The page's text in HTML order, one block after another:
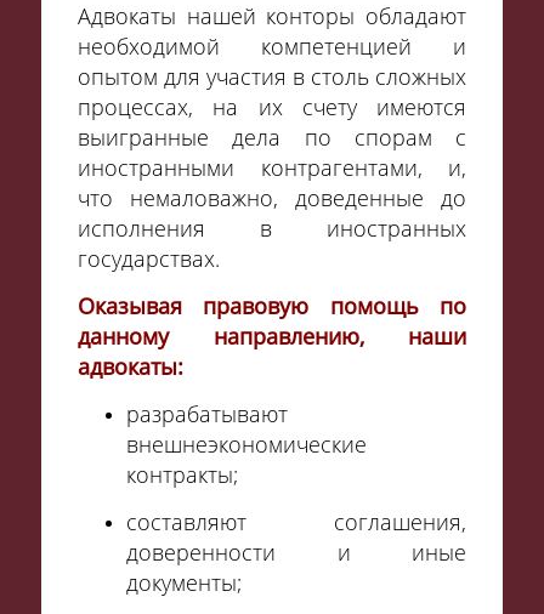
Адвокаты нашей конторы обладают
необходимой компетенцией и
опытом для участия в столь сложных
процессах, на их счетуимеются
выигранные дела по спорам с
иностранными контрагентами, и,
что немаловажно, доведенные до
исполнения в иностранных
государствах.
Оказывая правовую помощь по
данному направлению, наши
адвокаты:
разрабатывают
внешнеэкономические
контракты;
составляют соглашения,
доверенности и иные
документы;